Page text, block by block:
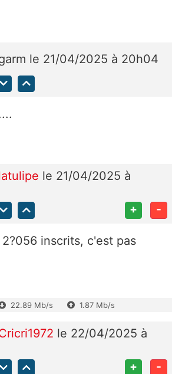
le 21/04/2025 à 20h04
le 21/04/2025 à
+ -
2?056 inscrits, c'est pas
22.89 Mb/s 1.87 Mb/s
le 22/04/2025 à
+ -